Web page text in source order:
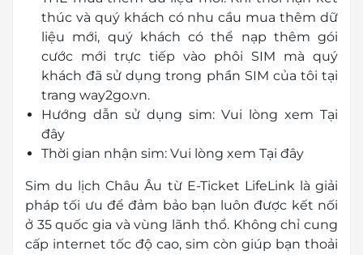
thúc và quý khách có nhu cầu mua thêm dữ
liệu mới, quý khách có thể nạp thêm gói
cước mới trực tiếp vào phôi SIM mà quý
khách đã sử dụng trong phần SIM của tôi tại
trang way2go.vn.
Hướng dẫn sử dụng sim: Vui lòng xem Tại
đây
Thời gian nhận sim: Vui lòng xem Tại đây
Sim du lịch Châu Âu từ E-Ticket LifeLinklà giải
pháp tối ưu để đảm bảo bạn luôn được kết nối
ở 35 quốc gia và vùng lãnh thổ. Không chỉ cung
cấp internet tốc độ cao, sim còn giúp bạn thoải